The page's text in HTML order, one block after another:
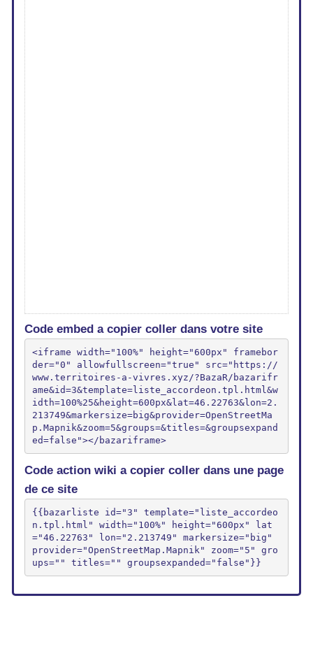
Code embed a copier coller dans votre site
<iframe width="100%" height="600px" framebor
der="0" allowfullscreen="true" src="https://
www.territoires-a-vivres.xyz/?BazaR/bazarifr
ame&id=3&template=liste_accordeon.tpl.html&w
idth=100%25&height=600px&lat=46.22763&lon=2.
213749&markersize=big&provider=OpenStreetMa
p.Mapnik&zoom=5&groups=&titles=&groupsexpand
ed=false"></bazariframe>
Code action wiki a copier coller dans une page
de ce site
{{bazarliste id="3" template="liste_accordeo
n.tpl.html" width="100%" height="600px" lat
="46.22763" lon="2.213749" markersize="big"
provider="OpenStreetMap.Mapnik" zoom="5" gro
ups="" titles="" groupsexpanded="false"}}